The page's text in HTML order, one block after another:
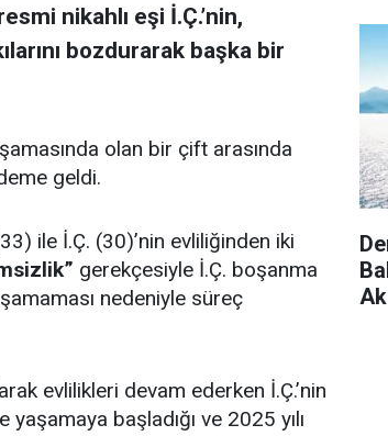
nikahlı eşi İ.Ç.’nin,
bozdurarak başka bir
olan bir çift arasında
geldi.
ile İ.Ç. (30)’nin evliliğinden iki
gerekçesiyle İ.Ç. boşanma
nedeniyle süreç
evlilikleri devam ederken İ.Ç.’nin
başladığı ve 2025 yılı